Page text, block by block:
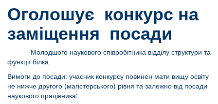
Оголошує конкурс на
заміщення посади
Молодшого наукового співробітника відділу структури та
функції білка
Вимоги до посади: учасник конкурсу повинен мати вищу освіту
не нижче другого (магістерського) рівня та залежно від посади
наукового працівника: